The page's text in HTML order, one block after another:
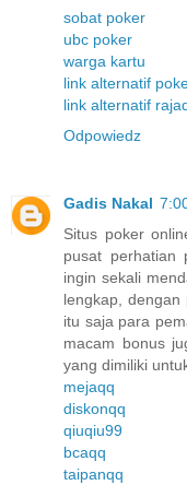
sobat poker
ubc poker
warga kartu
link alternatif
link alternatif
Odpowiedz
Gadis Nakal
Situs poker
pusat perhatian
ingin sekali
lengkap, dengan
itu saja para
macam bonus
yang dimiliki
mejaqq
diskonqq
qiuqiu99
bcaqq
taipanqq